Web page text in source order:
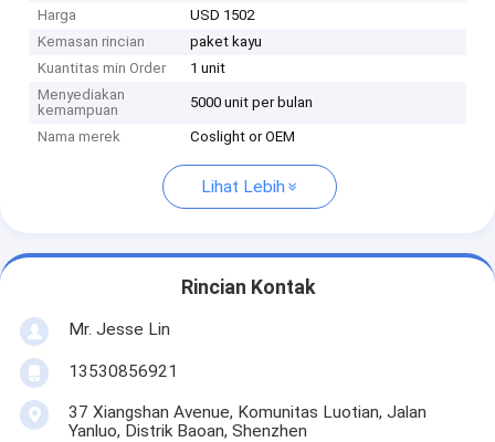
Harga
USD 1502
Kemasan rincian
paket kayu
Kuantitas min Order
1 unit
Menyediakan
kemampuan
5000 unit per bulan
Nama merek Coslight or OEM
Lihat Lebih
Rincian Kontak
Mr. Jesse Lin
13530856921
37 Xiangshan Avenue, Komunitas Luotian, Jalan
Yanluo, Distrik Baoan, Shenzhen